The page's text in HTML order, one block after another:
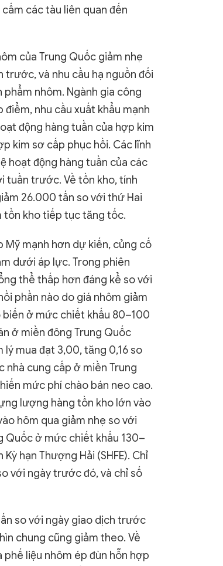
các tàu liên quan đến
của Trung Quốc giảm nhẹ
trước, và nhu cầu hạ nguồn đối
nhôm. Ngành gia công
nhu cầu xuất khẩu mạnh
động hàng tuần của hợp kim
kim sơ cấp phục hồi. Các lĩnh
hoạt động hàng tuần của các
tuần trước. Về tồn kho, tính
26.000 tấn so với thứ Hai
tồn kho tiếp tục tăng tốc.
Mỹ mạnh hơn dự kiến, củng cố
dưới áp lực. Trong phiên
thể thấp hơn đáng kể so với
phần nào do giá nhôm giảm
biến ở mức chiết khấu 80–100
ở miền đông Trung Quốc
mua đạt 3,00, tăng 0,16 so
nhà cung cấp ở miền Trung
mức phí chào bán neo cao.
lượng hàng tồn kho lớn vào
hôm qua giảm nhẹ so với
Quốc ở mức chiết khấu 130–
hạn Thượng Hải (SHFE). Chỉ
với ngày trước đó, và chỉ số
so với ngày giao dịch trước
chung cũng giảm theo. Về
liệu nhôm ép đùn hỗn hợp